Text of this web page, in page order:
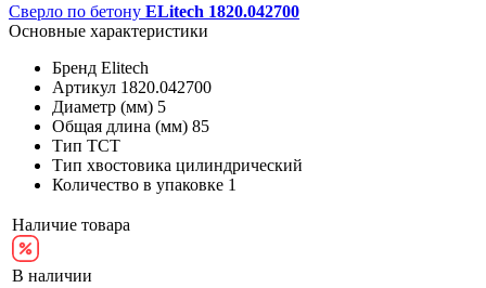
Сверло по бетону ELitech 1820.042700
Основные характеристики
Бренд Elitech
Артикул 1820.042700
Диаметр (мм) 5
Общая длина (мм) 85
Тип ТСТ
Тип хвостовика цилиндрический
Количество в упаковке 1
Наличие товара
В наличии